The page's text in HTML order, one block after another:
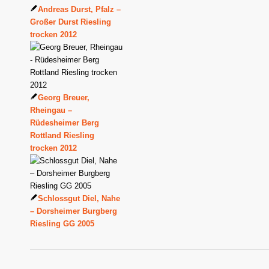
Andreas Durst, Pfalz –
Großer Durst Riesling
trocken 2012
Georg Breuer,
Rheingau –
Rüdesheimer Berg
Rottland Riesling
trocken 2012
Schlossgut Diel, Nahe
– Dorsheimer Burgberg
Riesling GG 2005